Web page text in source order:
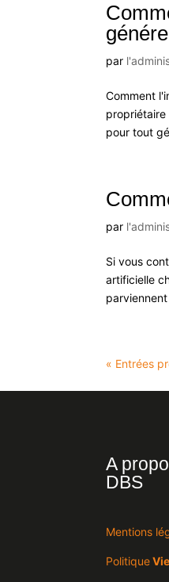
par
Comment
pour tout
par
Si vous
artificielle
« Entrées
A
DBS
Mentions
Politique